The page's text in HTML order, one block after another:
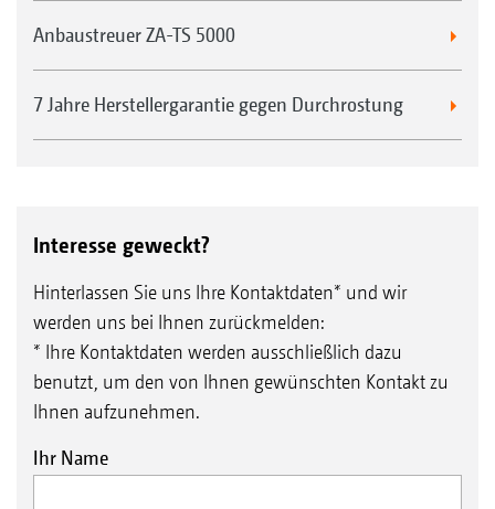
Anbaustreuer ZA-TS 5000
7 Jahre Herstellergarantie gegen Durchrostung
Interesse geweckt?
Hinterlassen Sie uns Ihre Kontaktdaten* und wir
werden uns bei Ihnen zurückmelden:
* Ihre Kontaktdaten werden ausschließlich dazu
benutzt, um den von Ihnen gewünschten Kontakt zu
Ihnen aufzunehmen.
Ihr Name